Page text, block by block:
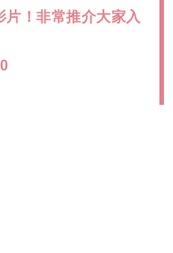
片！非常推介大家入